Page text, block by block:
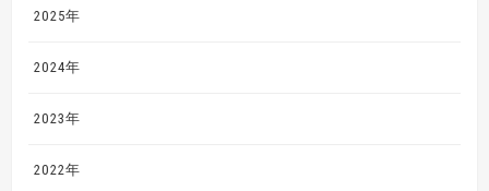
2025年
2024年
2023年
2022年